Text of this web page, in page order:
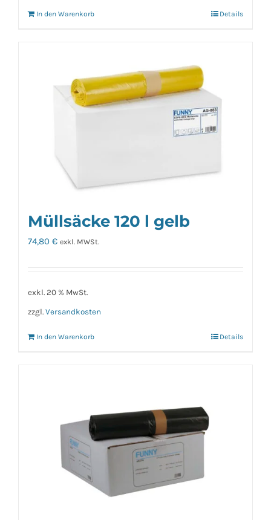
In den Warenkorb Details
Müllsäcke 120 l gelb
74,80 € exkl. MWSt.
exkl. 20 % MwSt.
zzgl. Versandkosten
In den Warenkorb Details